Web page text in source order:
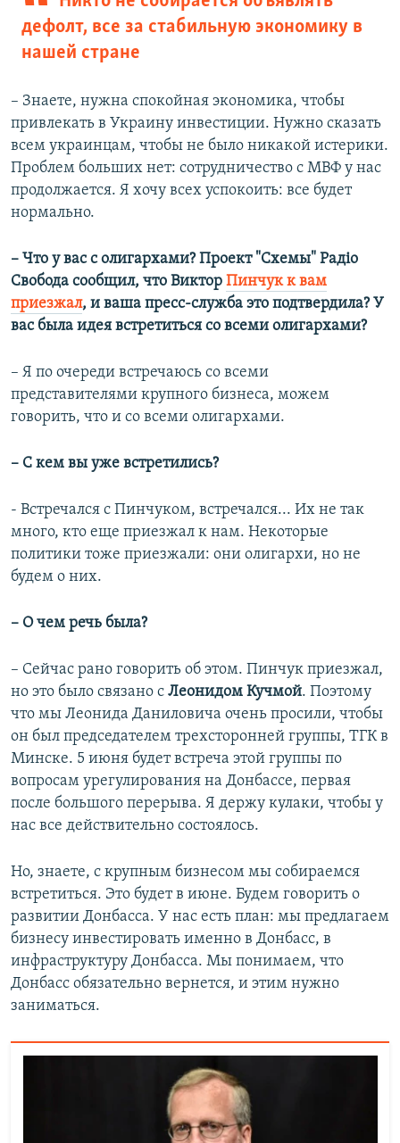
дефолт, все за стабильную экономику в
нашей стране
– Знаете, нужна спокойная экономика, чтобы
привлекать в Украину инвестиции. Нужно сказать
всем украинцам, чтобы не было никакой истерики.
Проблем больших нет: сотрудничество с МВФ у нас
продолжается. Я хочу всех успокоить: все будет
нормально.
– Что у вас с олигархами? Проект "Схемы" Радіо
Свобода сообщил, что Виктор Пинчук к вам
приезжал, и ваша пресс-служба это подтвердила? У
вас была идея встретиться со всеми олигархами?
– Я по очереди встречаюсь со всеми
представителями крупного бизнеса, можем
говорить, что и со всеми олигархами.
– С кем вы уже встретились?
- Встречался с Пинчуком, встречался... Их не так
много, кто еще приезжал к нам. Некоторые
политики тоже приезжали: они олигархи, но не
будем о них.
– О чем речь была?
– Сейчас рано говорить об этом. Пинчук приезжал,
но это было связано с Леонидом Кучмой. Поэтому
что мы Леонида Даниловича очень просили, чтобы
он был председателем трехсторонней группы, ТГК в
Минске. 5 июня будет встреча этой группы по
вопросам урегулирования на Донбассе, первая
после большого перерыва. Я держу кулаки, чтобы у
нас все действительно состоялось.
Но, знаете, с крупным бизнесом мы собираемся
встретиться. Это будет в июне. Будем говорить о
развитии Донбасса. У нас есть план: мы предлагаем
бизнесу инвестировать именно в Донбасс, в
инфраструктуру Донбасса. Мы понимаем, что
Донбасс обязательно вернется, и этим нужно
заниматься.